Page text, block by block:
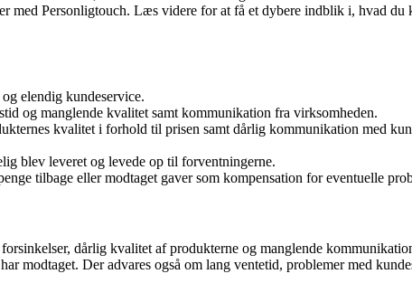
med Personligtouch. Læs videre for at få et dybere indblik i, hvad du
elendig kundeservice.
og manglende kvalitet samt kommunikation fra virksomheden.
kvalitet i forhold til prisen samt dårlig kommunikation med
blev leveret og levede op til forventningerne.
tilbage eller modtaget gaver som kompensation for eventuelle
dårlig kvalitet af produkterne og manglende
modtaget. Der advares også om lang ventetid, problemer med